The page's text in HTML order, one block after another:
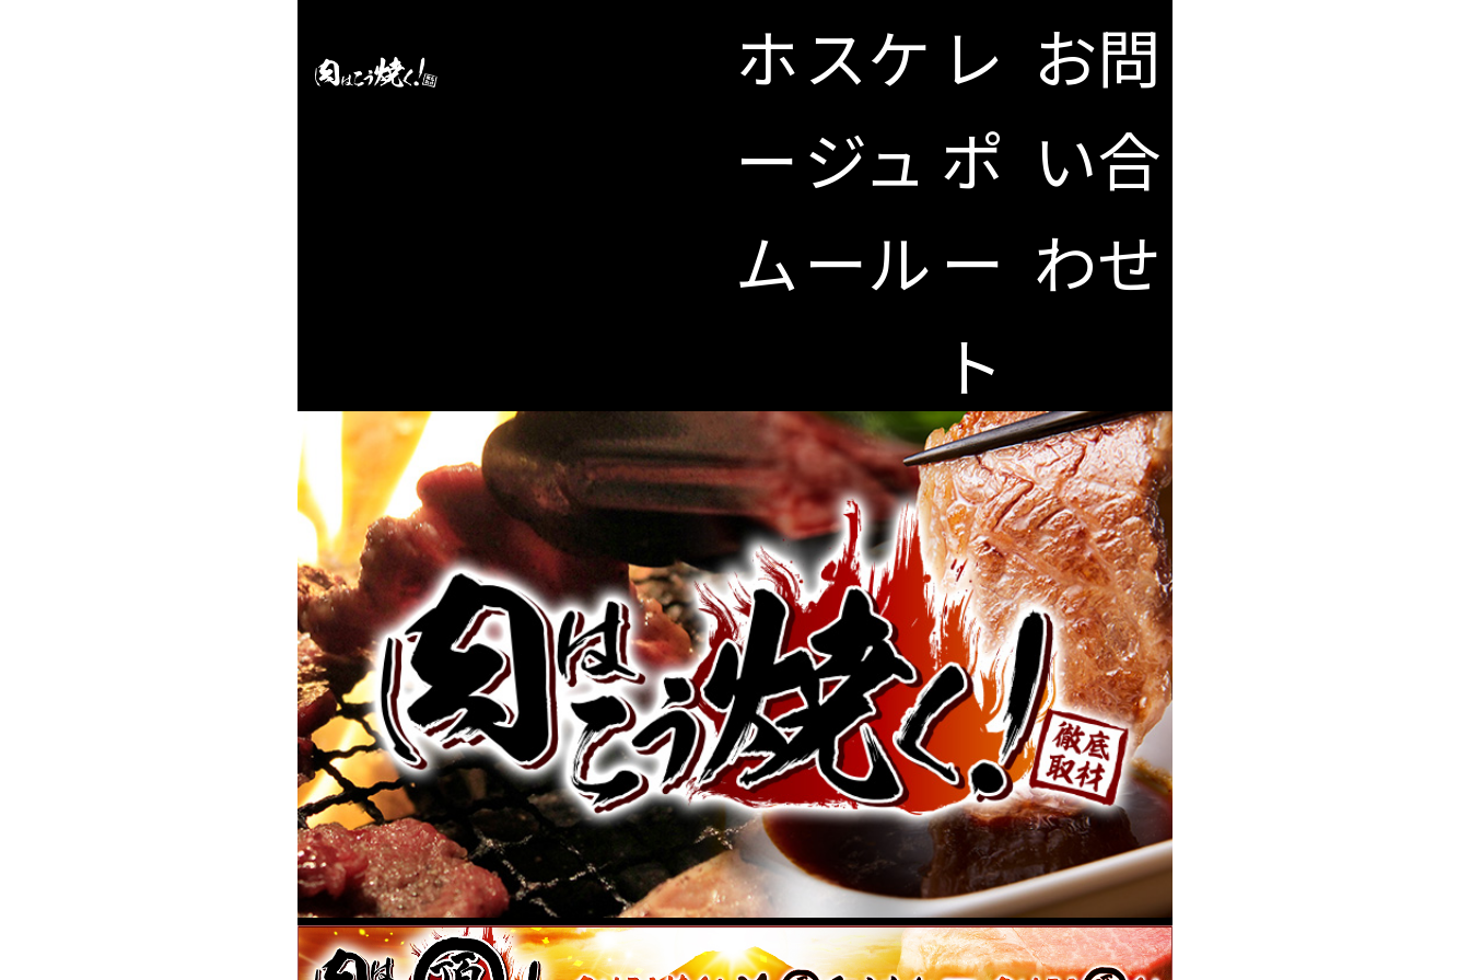
ホ
ー
ム
スケ
ジュ
ール
レ
ポ
ー
ト
お問
い合
わせ